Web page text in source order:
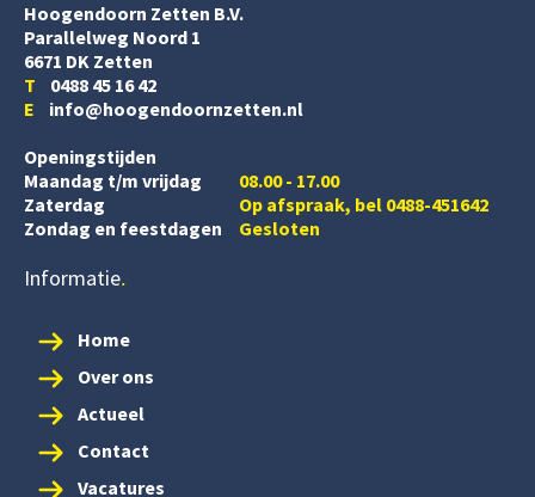
Hoogendoorn Zetten B.V.
Parallelweg Noord 1
6671 DK Zetten
T 0488 45 16 42
E info@hoogendoornzetten.nl
Openingstijden
Maandag t/m vrijdag
08.00 - 17.00
Zaterdag
Op afspraak, bel 0488-451642
Zondag en feestdagen
Gesloten
Informatie
Home
Over ons
Actueel
Contact
Vacatures